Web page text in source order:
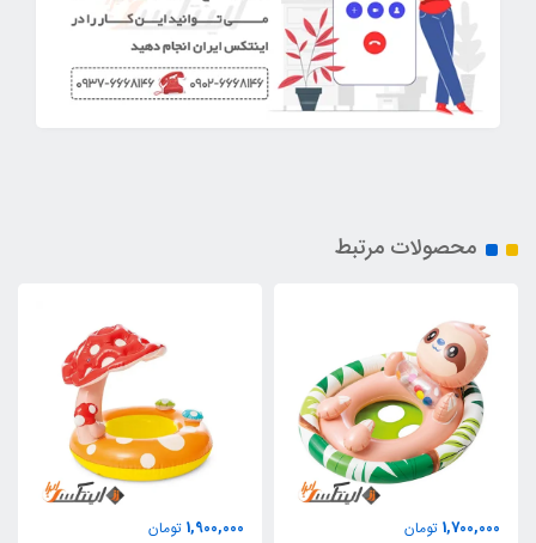
محصولات مرتبط
1,700,000 تومان
1,900,000 تومان